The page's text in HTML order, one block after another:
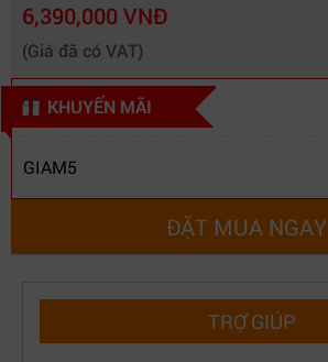
6,390,000 VNĐ
(Giá đã có VAT)
KHUYẾN MÃI
GIAM5
ĐẶT MUA NGAY
TRỢ GIÚP